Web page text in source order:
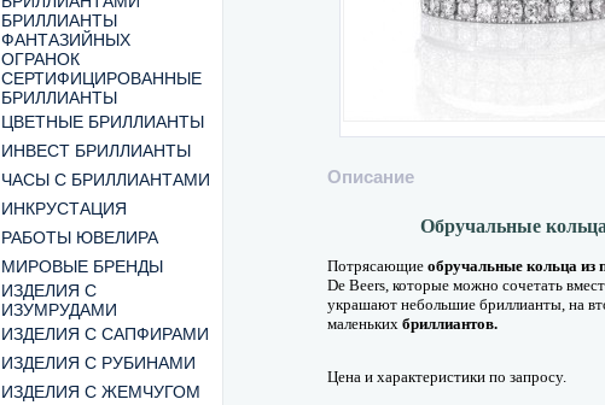
БРИЛЛИАНТЫ
ФАНТАЗИЙНЫХ
ОГРАНОК
СЕРТИФИЦИРОВАННЫЕ
БРИЛЛИАНТЫ
ЦВЕТНЫЕ БРИЛЛИАНТЫ
ИНВЕСТ БРИЛЛИАНТЫ
ЧАСЫ С БРИЛЛИАНТАМИ
ИНКРУСТАЦИЯ
РАБОТЫ ЮВЕЛИРА
МИРОВЫЕ БРЕНДЫ
ИЗДЕЛИЯ С
ИЗУМРУДАМИ
ИЗДЕЛИЯ С САПФИРАМИ
ИЗДЕЛИЯ С РУБИНАМИ
ИЗДЕЛИЯ С ЖЕМЧУГОМ
Описание
Обручальные
Потрясающие обручальные кольца из
De Beers, которые можно сочетать
украшают небольшие бриллианты, на
маленьких бриллиантов.
Цена и характеристики по запросу.